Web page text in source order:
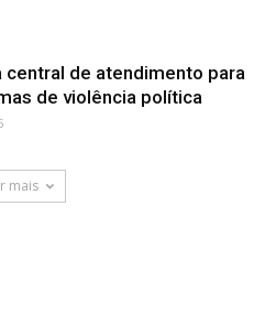
central de atendimento para
de violência política
mais